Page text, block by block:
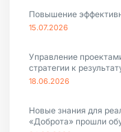
Повышение
15.07.2026
Управление
стратегии к
18.06.2026
Новые знания для
«Доброта» прошли